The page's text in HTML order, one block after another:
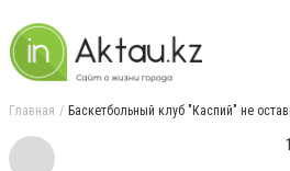
Главная Баскетбольный клуб "Каспий" не